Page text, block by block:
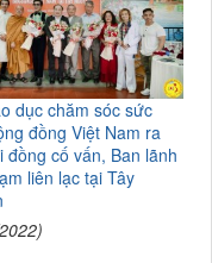
dục chăm sóc sức
đồng Việt Nam ra
đồng cố vấn, Ban lãnh
liên lạc tại Tây